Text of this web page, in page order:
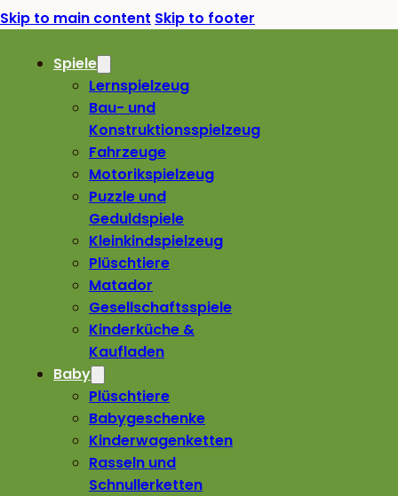
Skip to main content Skip to footer
Spiele
Lernspielzeug
Bau- und
Konstruktionsspielzeug
Fahrzeuge
Motorikspielzeug
Puzzle und
Geduldspiele
Kleinkindspielzeug
Plüschtiere
Matador
Gesellschaftsspiele
Kinderküche &
Kaufladen
Baby
Plüschtiere
Babygeschenke
Kinderwagenketten
Rasseln und
Schnullerketten